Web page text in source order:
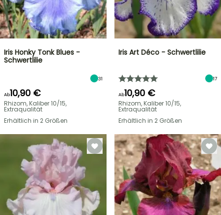
Iris Honky Tonk Blues -
Schwertlilie
31
Ab10,90 €
Rhizom, Kaliber 10/15,
Extraqualität
Erhältlich in 2 Größen
Iris Art Déco - Schwertlilie
17
Ab10,90 €
Rhizom, Kaliber 10/15,
Extraqualität
Erhältlich in 2 Größen